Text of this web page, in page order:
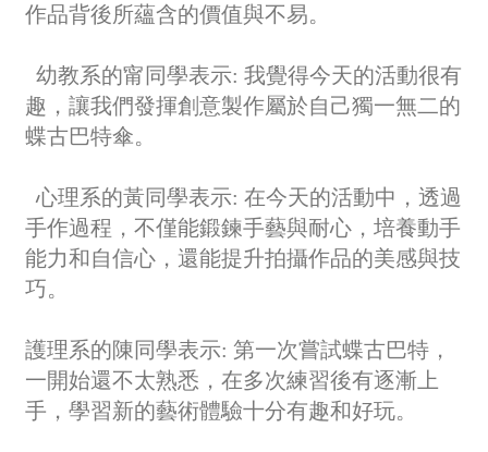
作品背後所蘊含的價值與不易。
幼教系的甯同學表示: 我覺得今天的活動很有
趣，讓我們發揮創意製作屬於自己獨一無二的
蝶古巴特傘。
心理系的黃同學表示: 在今天的活動中，透過
手作過程，不僅能鍛鍊手藝與耐心，培養動手
能力和自信心，還能提升拍攝作品的美感與技
巧。
護理系的陳同學表示: 第一次嘗試蝶古巴特，
一開始還不太熟悉，在多次練習後有逐漸上
手，學習新的藝術體驗十分有趣和好玩。